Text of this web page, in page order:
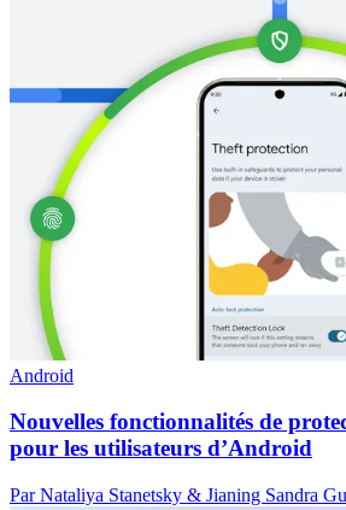
Android
Nouvelles fonctionnalités de
pour les utilisateurs d’Android
Par Nataliya Stanetsky & Jianing Sandra